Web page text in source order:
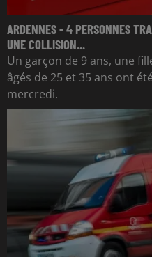
ARDENNES - 4 PERSONNES
UNE COLLISION...
Un garçon de 9 ans, une
âgés de 25 et 35 ans ont
mercredi.